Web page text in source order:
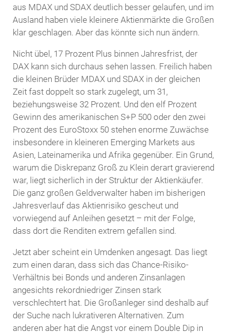
aus MDAX und SDAX deutlich besser gelaufen, und im
Ausland haben viele kleinere Aktienmärkte die Großen
klar geschlagen. Aber das könnte sich nun ändern.
Nicht übel, 17 Prozent Plus binnen Jahresfrist, der
DAX kann sich durchaus sehen lassen. Freilich haben
die kleinen Brüder MDAX und SDAX in der gleichen
Zeit fast doppelt so stark zugelegt, um 31,
beziehungsweise 32 Prozent. Und den elf Prozent
Gewinn des amerikanischen S+P 500 oder den zwei
Prozent des EuroStoxx 50 stehen enorme Zuwächse
insbesondere in kleineren Emerging Markets aus
Asien, Lateinamerika und Afrika gegenüber. Ein Grund,
warum die Diskrepanz Groß zu Klein derart gravierend
war, liegt sicherlich in der Struktur der Aktienkäufer.
Die ganz großen Geldverwalter haben im bisherigen
Jahresverlauf das Aktienrisiko gescheut und
vorwiegend auf Anleihen gesetzt – mit der Folge,
dass dort die Renditen extrem gefallen sind.
Jetzt aber scheint ein Umdenken angesagt. Das liegt
zum einen daran, dass sich das Chance-Risiko-
Verhältnis bei Bonds und anderen Zinsanlagen
angesichts rekordniedriger Zinsen stark
verschlechtert hat. Die Großanleger sind deshalb auf
der Suche nach lukrativeren Alternativen. Zum
anderen aber hat die Angst vor einem Double Dip in